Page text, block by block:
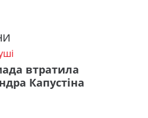
втратила
Капустіна